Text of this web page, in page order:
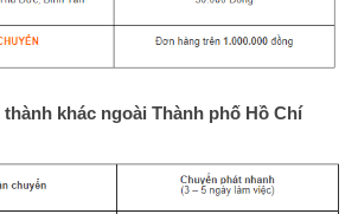
khác ngoài Thành phố Hồ Chí